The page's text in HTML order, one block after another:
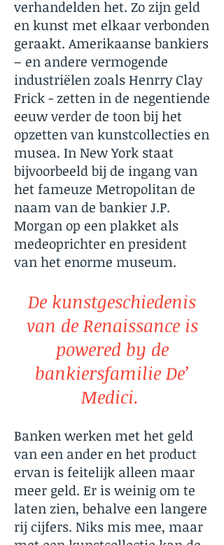
verhandelden het. Zo zijn geld
en kunst met elkaar verbonden
geraakt. Amerikaanse bankiers
– en andere vermogende
industriëlen zoals Henrry Clay
Frick - zetten in de negentiende
eeuw verder de toon bij het
opzetten van kunstcollecties en
musea. In New York staat
bijvoorbeeld bij de ingang van
het fameuze Metropolitan de
naam van de bankier J.P.
Morgan op een plakket als
medeoprichter en president
van het enorme museum.
De kunstgeschiedenis
van de Renaissance is
powered by de
bankiersfamilie De’
Medici.
Banken werken met het geld
van een ander en het product
ervan is feitelijk alleen maar
meer geld. Er is weinig om te
laten zien, behalve een langere
rij cijfers. Niks mis mee, maar